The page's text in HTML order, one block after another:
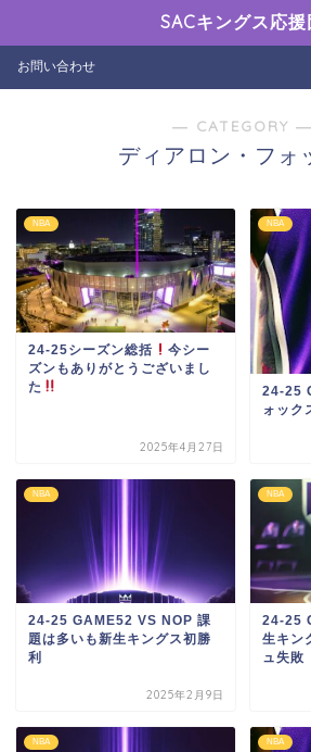
SACキングス応援
お問い合わせ
― CATEGORY ―
ディアロン・フォ
NBA
24-25シーズン総括
今シー
ズンもありがとうございまし
た
2025年4月27日
NBA
24-25
ォック
NBA
24-25 GAME52 VS NOP 課
題は多いも新生キングス初勝
利
2025年2月9日
NBA
24-25
生キン
ュ失敗
NBA NBA